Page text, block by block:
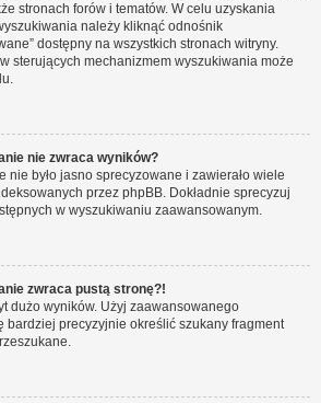
stronach forów i tematów. W celu uzyskania
należy kliknąć odnośnik
dostępny na wszystkich stronach witryny.
sterujących mechanizmem wyszukiwania może
nie zwraca wyników?
nie było jasno sprecyzowane i zawierało wiele
przez phpBB. Dokładnie sprecyzuj
w wyszukiwaniu zaawansowanym.
zwraca pustą stronę?!
dużo wyników. Użyj zaawansowanego
bardziej precyzyjnie określić szukany fragment